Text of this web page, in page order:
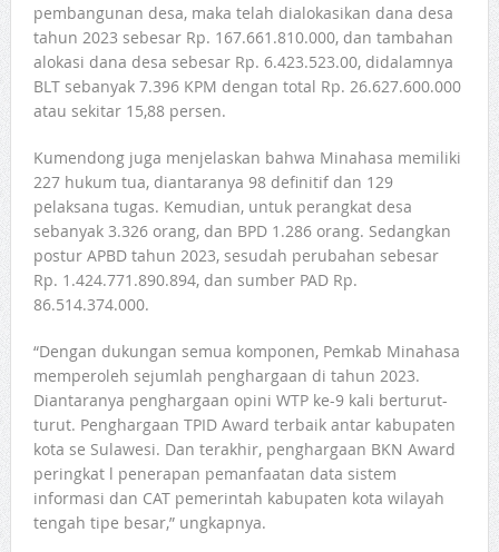
pembangunan desa, maka telah dialokasikan dana desa
tahun 2023 sebesar Rp. 167.661.810.000, dan tambahan
alokasi dana desa sebesar Rp. 6.423.523.00, didalamnya
BLT sebanyak 7.396 KPM dengan total Rp. 26.627.600.000
atau sekitar 15,88 persen.
Kumendong juga menjelaskan bahwa Minahasa memiliki
227 hukum tua, diantaranya 98 definitif dan 129
pelaksana tugas. Kemudian, untuk perangkat desa
sebanyak 3.326 orang, dan BPD 1.286 orang. Sedangkan
postur APBD tahun 2023, sesudah perubahan sebesar
Rp. 1.424.771.890.894, dan sumber PAD Rp.
86.514.374.000.
“Dengan dukungan semua komponen, Pemkab Minahasa
memperoleh sejumlah penghargaan di tahun 2023.
Diantaranya penghargaan opini WTP ke-9 kali berturut-
turut. Penghargaan TPID Award terbaik antar kabupaten
kota se Sulawesi. Dan terakhir, penghargaan BKN Award
peringkat l penerapan pemanfaatan data sistem
informasi dan CAT pemerintah kabupaten kota wilayah
tengah tipe besar,” ungkapnya.